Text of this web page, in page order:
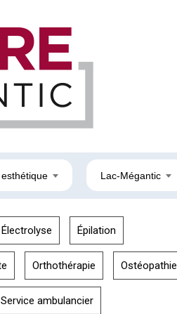
Lac-Mégantic
Électrolyse Épilation
Orthothérapie Ostéopathie
Service ambulancier